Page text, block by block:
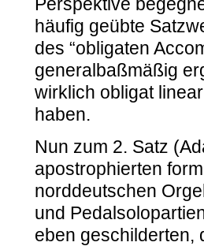
häufig geübte
des “obligaten
generalbaßmäßig
wirklich obligat
haben.
Nun zum 2. Satz
apostrophierten
norddeutschen
und
eben geschilderten,